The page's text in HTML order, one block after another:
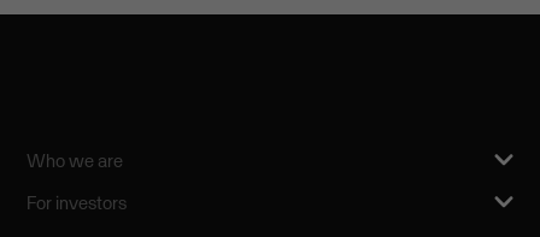
Who we are
For investors